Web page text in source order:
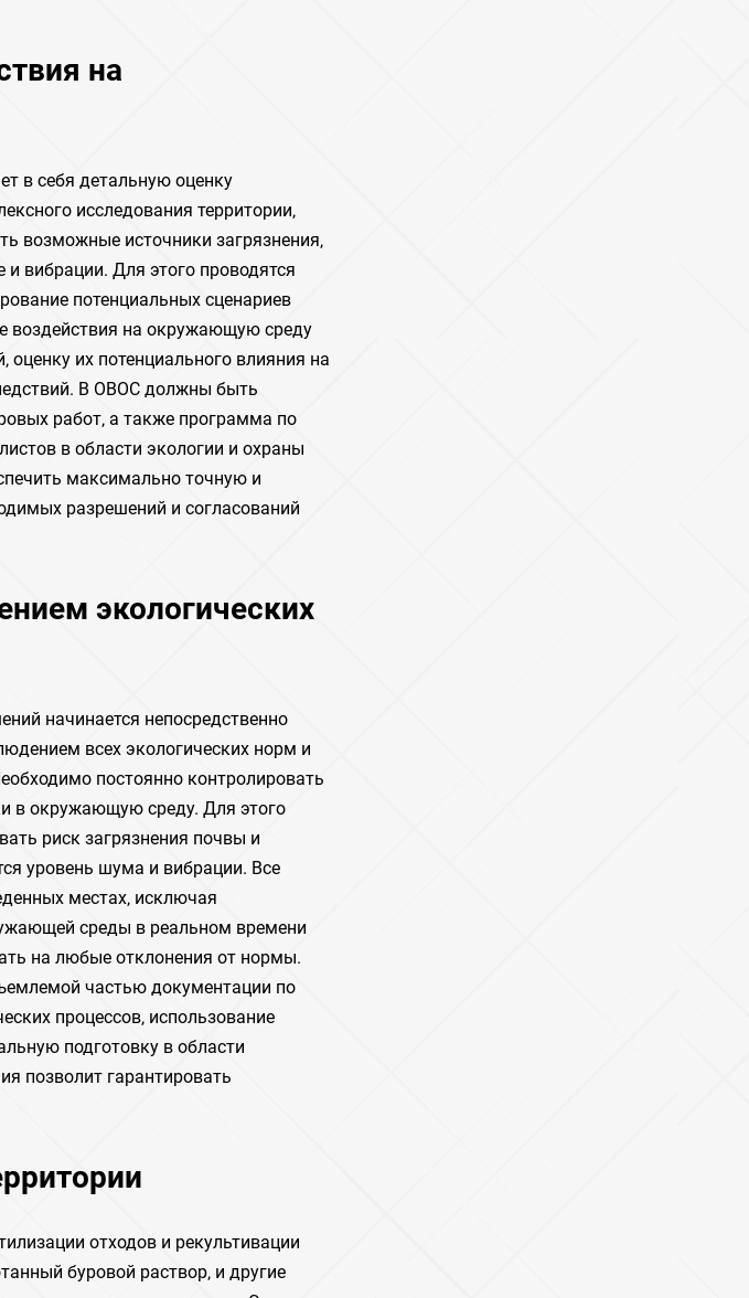
на
в себя детальную оценку
исследования территории‚
возможные источники загрязнения‚
вибрации. Для этого проводятся
потенциальных сценариев
воздействия на окружающую среду
их потенциального влияния на
В ОВОС должны быть
работ‚ а также программа по
в области экологии и охраны
максимально точную и
разрешений и согласований
экологических
начинается непосредственно
всех экологических норм и
постоянно контролировать
в окружающую среду. Для этого
риск загрязнения почвы и
уровень шума и вибрации. Все
местах‚ исключая
среды в реальном времени
на любые отклонения от нормы.
частью документации по
процессов‚ использование
подготовку в области
позволит гарантировать
отходов и рекультивации
буровой раствор‚ и другие